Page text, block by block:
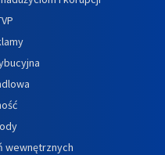
wewnętrznych